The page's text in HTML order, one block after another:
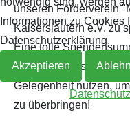
unseren Förderverein
Kaiserslautern e.V. zu
Eine tolle
uns sogar persönlich -
Gelegenheit nutzen,
zu überbringen!
Informationen zu
Datenschutzerklärung.
Akzeptieren
Archiv 2019
Archiv 2018
Archiv 2017
2018